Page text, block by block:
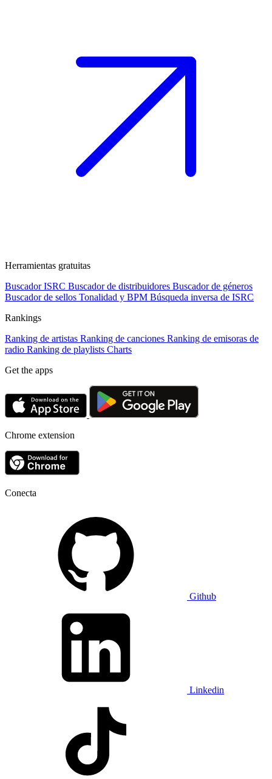
Herramientas gratuitas
Buscador ISRC Buscador de distribuidores Buscador de géneros
Buscador de sellos Tonalidad y BPM Búsqueda inversa de ISRC
Rankings
Ranking de artistas Ranking de canciones Ranking de emisoras de
radio Ranking de playlists Charts
Get the apps
Chrome extension
Conecta
Github
Linkedin